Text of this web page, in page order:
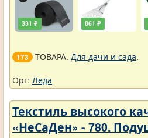
331 ₽ 861 ₽
173 ТОВАРА. Для дачи и сада.
Орг: Леда
Текстиль высокого
«НеСаДен» - 780.